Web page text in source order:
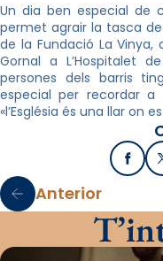
Un dia ben especial de
permet agrair la tasca
de la Fundació La
Gornal a L’Hospitalet
persones dels barris
especial per recordar
«l’Església és una llar on
Anterior